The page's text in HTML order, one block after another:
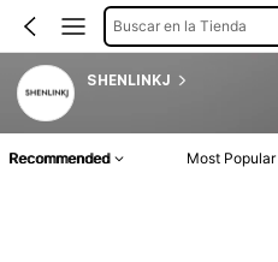
Buscar en la Tienda
SHENLINKJ
Recommended Most Popular